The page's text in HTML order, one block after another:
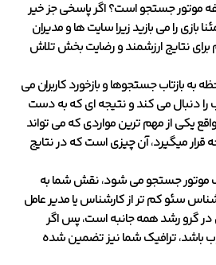
موتور جستجو است؟ اگر پاسخی جز خیر
را می بازید زیرا سایت ها و مدیران
برای نتایج ارزشمند و رضایت بخش تلاش
به بازتاب جستجوها و بازخورد کاربران می
را دنبال می کند و نتیجه ای که به دست
واقع یکی از مهم ترین مواردی که می تواند
قرار میگیرد، آن چیزی است که در نتایج
موتور جستجو می شود، نقش شما به
سئو کم تر از کارشناس یا مدیر عامل
در گرو رشد همه جانبه است، پس اگر
باشد، ترافیک شما نیز تضمین شده